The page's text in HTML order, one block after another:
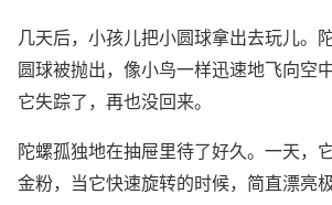
几天后，小孩儿把小圆球拿出去玩儿。
圆球被抛出，像小鸟一样迅速地飞向空
它失踪了，再也没回来。
陀螺孤独地在抽屉里待了好久。一天，
金粉，当它快速旋转的时候，简直漂亮